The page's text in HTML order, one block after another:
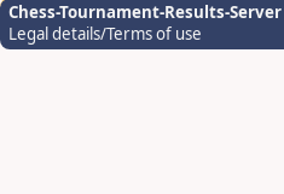
Chess-Tournament-Results-Server
Legal details/Terms of use